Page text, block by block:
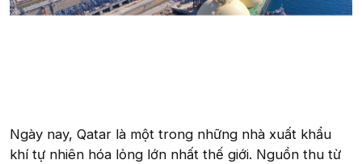
Ngày nay, Qatar là một trong những nhà xuất khẩu
khí tự nhiên hóa lỏng lớn nhất thế giới. Nguồn thu từ